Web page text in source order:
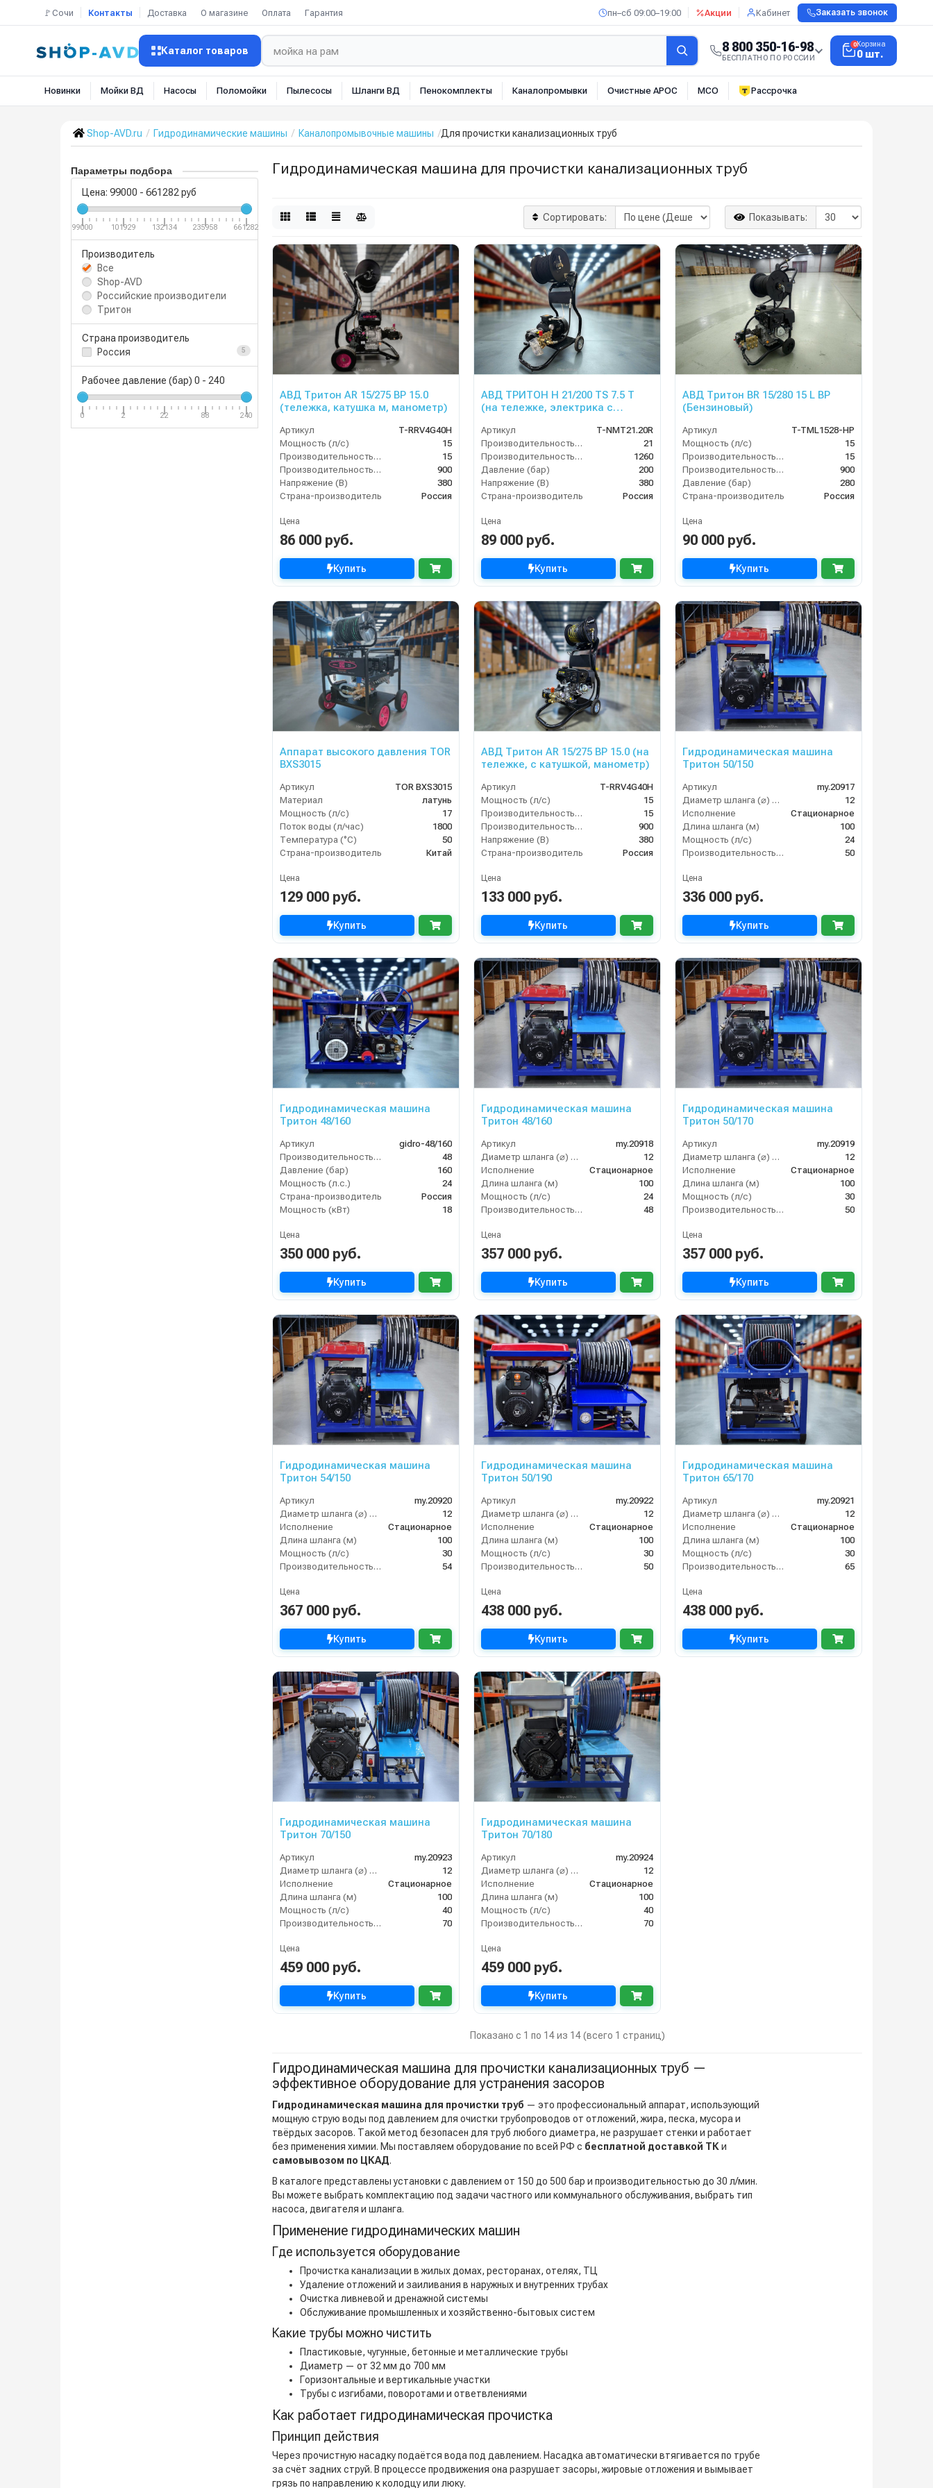
🚩Сочи Контакты Доставка О магазине Оплата Гарантия пн–сб 09:00–19:00 Акции Кабинет Заказать звонок
Каталог товаров 8 800 350-16-98
БЕСПЛАТНО ПО РОССИИ
0Корзина
0 шт.
Новинки Мойки ВД Насосы Поломойки Пылесосы Шланги ВД Пенокомплекты Каналопромывки Очистные АРОС МСО Рассрочка
Shop-AVD.ru Гидродинамические машины Каналопромывочные машины Для прочистки канализационных труб
Параметры подбора
Цена: 99000 - 661282 руб
99000 101929 132134 235958 661282
Производитель
Все
Shop-AVD
Российские производители
Тритон
Страна производитель
Россия
5
Рабочее давление (бар) 0 - 240
0 2 22 88 240
Гидродинамическая машина для прочистки канализационных труб
Сортировать: Показывать:
АВД Тритон AR 15/275 ВР 15.0
(тележка, катушка м, манометр)
Артикул
T-RRV4G40H
Мощность (л/с)
15
Производительность (л/мин)
15
Производительность (л/ч)
900
Напряжение (В)
380
Страна-производитель
Россия
Цена
86 000 руб.
Купить
АВД ТРИТОН H 21/200 TS 7.5 T
(на тележке, электрика с
Артикул
T-NMT21.20R
Производительность (л/мин)
21
Производительность (л/ч)
1260
Давление (бар)
200
Напряжение (В)
380
Страна-производитель
Россия
Цена
89 000 руб.
Купить
АВД Тритон BR 15/280 15 L BP
(Бензиновый)
Артикул
T-TML1528-HP
Мощность (л/с)
15
Производительность (л/мин)
15
Производительность (л/ч)
900
Давление (бар)
280
Страна-производитель
Россия
Цена
90 000 руб.
Купить
Аппарат высокого давления TOR
BXS3015
Артикул
TOR BXS3015
Материал
латунь
Мощность (л/с)
17
Поток воды (л/час)
1800
Температура (°C)
50
Страна-производитель
Китай
Цена
129 000 руб.
Купить
АВД Тритон AR 15/275 ВР 15.0 (на
тележке, с катушкой, манометр)
Артикул
T-RRV4G40H
Мощность (л/с)
15
Производительность (л/мин)
15
Производительность (л/ч)
900
Напряжение (В)
380
Страна-производитель
Россия
Цена
133 000 руб.
Купить
Гидродинамическая машина
Тритон 50/150
Артикул
my.20917
Диаметр шланга (⌀) мм:
12
Исполнение
Стационарное
Длина шланга (м)
100
Мощность (л/с)
24
Производительность (л/мин)
50
Цена
336 000 руб.
Купить
Гидродинамическая машина
Тритон 48/160
Артикул
gidro-48/160
Производительность (л/мин)
48
Давление (бар)
160
Мощность (л.с.)
24
Страна-производитель
Россия
Мощность (кВт)
18
Цена
350 000 руб.
Купить
Гидродинамическая машина
Тритон 48/160
Артикул
my.20918
Диаметр шланга (⌀) мм:
12
Исполнение
Стационарное
Длина шланга (м)
100
Мощность (л/с)
24
Производительность (л/мин)
48
Цена
357 000 руб.
Купить
Гидродинамическая машина
Тритон 50/170
Артикул
my.20919
Диаметр шланга (⌀) мм:
12
Исполнение
Стационарное
Длина шланга (м)
100
Мощность (л/с)
30
Производительность (л/мин)
50
Цена
357 000 руб.
Купить
Гидродинамическая машина
Тритон 54/150
Артикул
my.20920
Диаметр шланга (⌀) мм:
12
Исполнение
Стационарное
Длина шланга (м)
100
Мощность (л/с)
30
Производительность (л/мин)
54
Цена
367 000 руб.
Купить
Гидродинамическая машина
Тритон 50/190
Артикул
my.20922
Диаметр шланга (⌀) мм:
12
Исполнение
Стационарное
Длина шланга (м)
100
Мощность (л/с)
30
Производительность (л/мин)
50
Цена
438 000 руб.
Купить
Гидродинамическая машина
Тритон 65/170
Артикул
my.20921
Диаметр шланга (⌀) мм:
12
Исполнение
Стационарное
Длина шланга (м)
100
Мощность (л/с)
30
Производительность (л/мин)
65
Цена
438 000 руб.
Купить
Гидродинамическая машина
Тритон 70/150
Артикул
my.20923
Диаметр шланга (⌀) мм:
12
Исполнение
Стационарное
Длина шланга (м)
100
Мощность (л/с)
40
Производительность (л/мин)
70
Цена
459 000 руб.
Купить
Гидродинамическая машина
Тритон 70/180
Артикул
my.20924
Диаметр шланга (⌀) мм:
12
Исполнение
Стационарное
Длина шланга (м)
100
Мощность (л/с)
40
Производительность (л/мин)
70
Цена
459 000 руб.
Купить
Показано с 1 по 14 из 14 (всего 1 страниц)
Гидродинамическая машина для прочистки канализационных труб —
эффективное оборудование для устранения засоров
Гидродинамическая машина для прочистки труб — это профессиональный аппарат, использующий
мощную струю воды под давлением для очистки трубопроводов от отложений, жира, песка, мусора и
твёрдых засоров. Такой метод безопасен для труб любого диаметра, не разрушает стенки и работает
без применения химии. Мы поставляем оборудование по всей РФ с бесплатной доставкой ТКи
самовывозом по ЦКАД.
В каталоге представлены установки с давлением от 150 до 500 бар и производительностью до 30 л/мин.
Вы можете выбрать комплектацию под задачи частного или коммунального обслуживания, выбрать тип
насоса, двигателя и шланга.
Применение гидродинамических машин
Где используется оборудование
Прочистка канализации в жилых домах, ресторанах, отелях, ТЦ
Удаление отложений и заиливания в наружных и внутренних трубах
Очистка ливневой и дренажной системы
Обслуживание промышленных и хозяйственно-бытовых систем
Какие трубы можно чистить
Пластиковые, чугунные, бетонные и металлические трубы
Диаметр — от 32 мм до 700 мм
Горизонтальные и вертикальные участки
Трубы с изгибами, поворотами и ответвлениями
Как работает гидродинамическая прочистка
Принцип действия
Через прочистную насадку подаётся вода под давлением. Насадка автоматически втягивается по трубе
за счёт задних струй. В процессе продвижения она разрушает засоры, жировые отложения и вымывает
грязь по направлению к колодцу или люку.